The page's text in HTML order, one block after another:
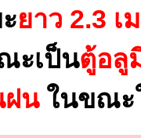
ยาว 2.3 เ
ะเป็นตู้อลู
นในขณะ